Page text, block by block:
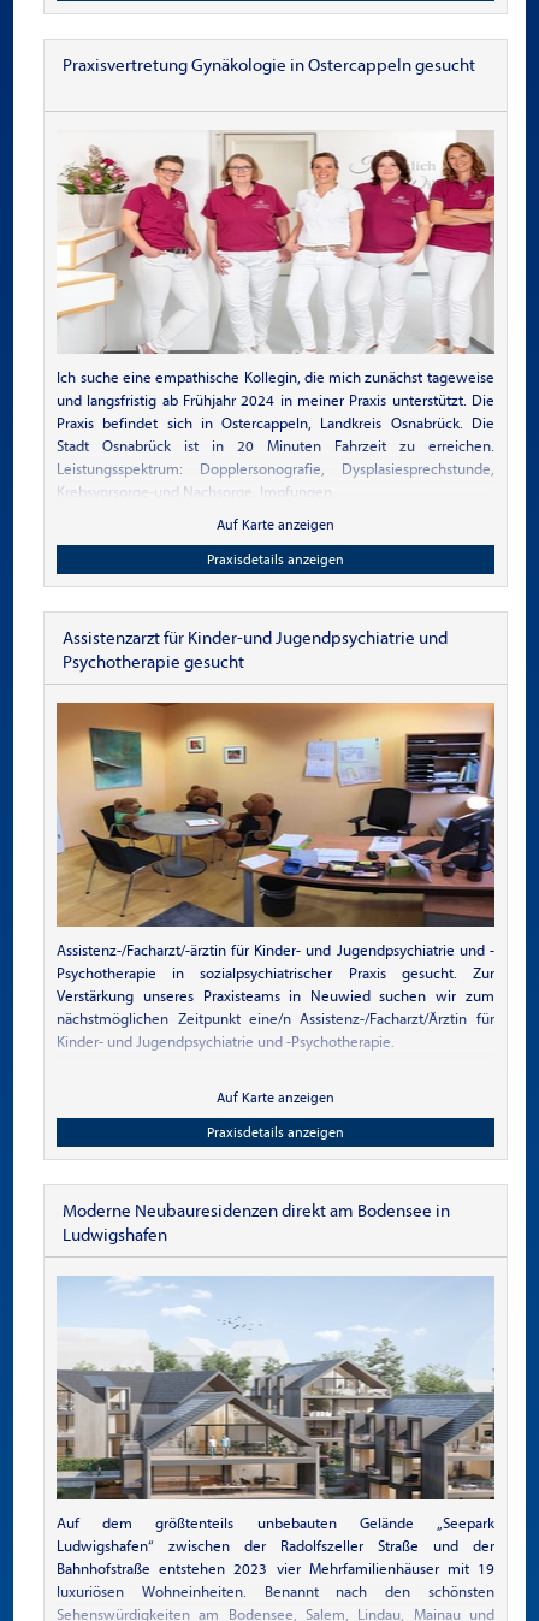
Das Praxispersonal besteht aus einem behandelndem Arzt, eine
Teilzeitkräften und zwei Minijobkräfte.
Die Praxisräume umfassen auf rund 210 qm neben dem
Aufenthaltsraum/ Küche, zwei Toiletten, ein abgetrenntes Büro
und einen Archivraum.
Praxisvertretung Gynäkologie in Ostercappeln gesucht
Ich suche eine empathische Kollegin, die mich zunächst tageweise
und langsfristig ab Frühjahr 2024 in meiner Praxis unterstützt. Die
Praxis befindet sich in Ostercappeln, Landkreis Osnabrück. Die
Stadt Osnabrück ist in 20 Minuten Fahrzeit zu erreichen.
Leistungsspektrum: Dopplersonografie, Dysplasiesprechstunde,
Krebsvorsorge-und Nachsorge, Impfungen.
Auf Karte anzeigen
Praxisdetails anzeigen
Assistenzarzt für Kinder-und Jugendpsychiatrie und
Psychotherapie gesucht
Assistenz-/Facharzt/-ärztin für Kinder- und Jugendpsychiatrie und -
Psychotherapie in sozialpsychiatrischer Praxis gesucht. Zur
Verstärkung unseres Praxisteams in Neuwied suchen wir zum
nächstmöglichen Zeitpunkt eine/n Assistenz-/Facharzt/Ärztin für
Kinder- und Jugendpsychiatrie und -Psychotherapie.
Unsere Praxis ist von der Landesärztekammer Rheinland-Pfalz seit
Februar 2015 als Weiterbildungsstätte im Gebiet B 15. Kinder- und
Jugendpsychiatrie und-Psychotherapie anerkannt. Die Anstellung
ist in Teil- oder Vollzeit möglich.
Unsere Praxis hat einen sozialpsychiatrischen Schwerpunkt, d.h.
neben einer Fachärztin für Kinder- und Jugendpsychiatrie und-
Psychotherapie arbeiten Therapeuten aus verschiedenen
Zurzeit sind psychologische Psychotherapeutinnen,
Psychotherapeuten in Ausbildung sowie Sozialpädagogen und
Diplom-Pädagogen tätig.
Wir bieten:
Weiterbildungsermächtigung für Assistenzärzte (1 Jahr) in
fortgeschrittener Weiterbildung , gutes Arbeitsklima und
leistungsgerechte Vergütung, Mitarbeit in einem engagierten und
aufgeschlossenem Team, Gestaltungsmöglichkeiten in der
Supervision und Unterstützung bei der Fortbildung
Auf Karte anzeigen
Praxisdetails anzeigen
Moderne Neubauresidenzen direkt am Bodensee in
Ludwigshafen
Auf dem größtenteils unbebauten Gelände „Seepark
Ludwigshafen“ zwischen der Radolfszeller Straße und der
Bahnhofstraße entstehen 2023 vier Mehrfamilienhäuser mit 19
luxuriösen Wohneinheiten. Benannt nach den schönsten
Sehenswürdigkeiten am Bodensee, Salem, Lindau, Mainau und